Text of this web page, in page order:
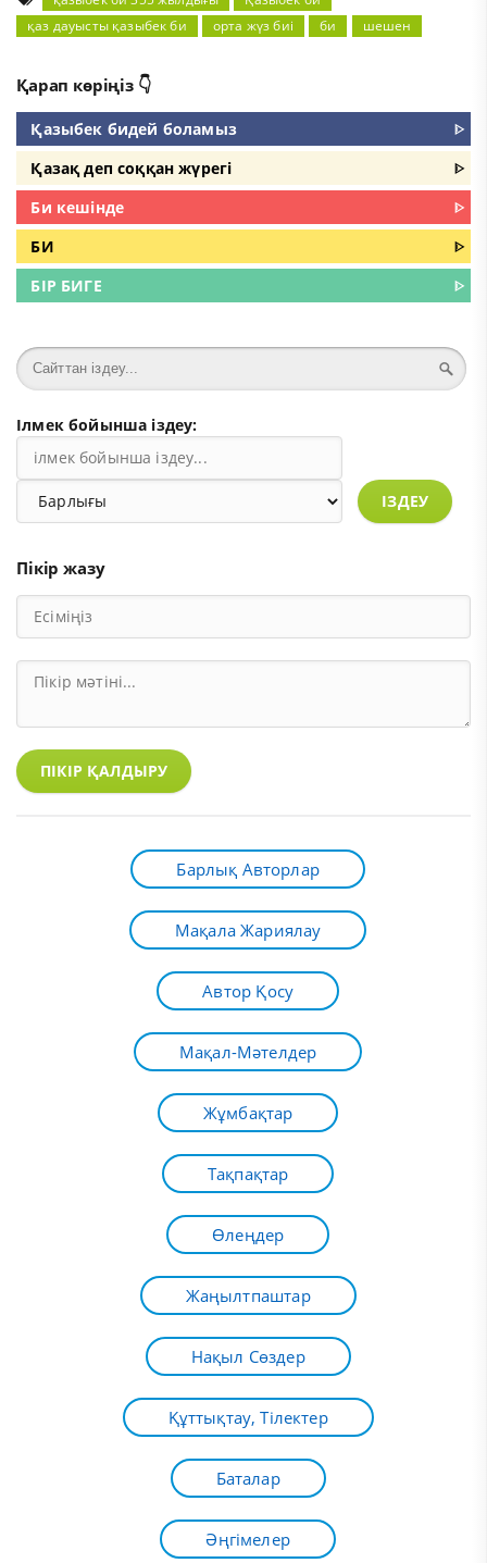
қаз дауысты қазыбек би
орта жүз биі би шешен
Қарап көріңіз 👇
Қазыбек бидей боламыз
ᐈ
Қазақ деп соққан жүрегі
ᐈ
Би кешінде
ᐈ
БИ
ᐈ
БІР БИГЕ
ᐈ
Ілмек бойынша іздеу:
ІЗДЕУ
Пікір жазу
ПІКІР ҚАЛДЫРУ
Барлық Авторлар
Мақала Жариялау
Автор Қосу
Мақал-Мәтелдер
Жұмбақтар
Тақпақтар
Өлеңдер
Жаңылтпаштар
Нақыл Сөздер
Құттықтау, Тілектер
Баталар
Әңгімелер